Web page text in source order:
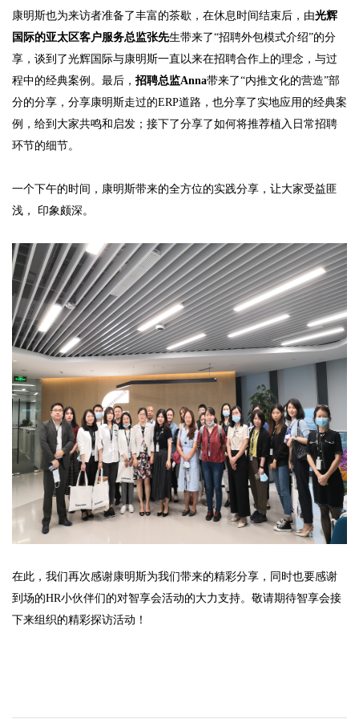
康明斯也为来访者准备了丰富的茶歇，在休息时间结束后，由光辉
国际的亚太区客户服务总监张先生带来了“招聘外包模式介绍”的分
享，谈到了光辉国际与康明斯一直以来在招聘合作上的理念，与过
程中的经典案例。最后， 招聘总监Anna带来了“内推文化的营造”部
分的分享，分享康明斯走过的ERP道路，也分享了实地应用的经典案
例，给到大家共鸣和启发；接下了分享了如何将推荐植入日常招聘
环节的细节。
一个下午的时间，康明斯带来的全方位的实践分享，让大家受益匪
浅， 印象颇深。
在此，我们再次感谢康明斯为我们带来的精彩分享，同时也要感谢
到场的HR小伙伴们的对智享会活动的大力支持。敬请期待智享会接
下来组织的精彩探访活动！